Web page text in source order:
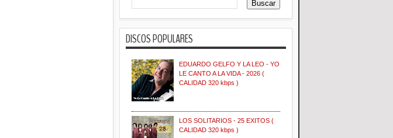
DISCOS POPULARES
EDUARDO GELFO Y LA LEO - YO
LE CANTO A LA VIDA - 2026 (
CALIDAD 320 kbps )
LOS SOLITARIOS - 25 EXITOS (
CALIDAD 320 kbps )